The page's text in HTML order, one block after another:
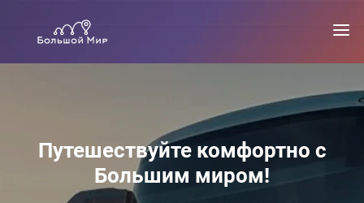
Путешествуйте комфортно с
Большим миром!